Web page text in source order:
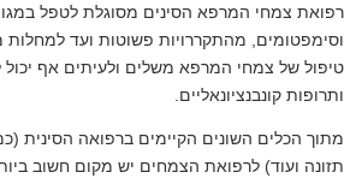
רפואת צמחי המרפא הסינים מסוגלת לטפל
וסימפטומים, מהתקררויות פשוטות ועד למחלות
טיפול של צמחי המרפא משלים ולעיתים אף יכול
ותרופות קונבנציונאליים.
מתוך הכלים השונים הקיימים ברפואה הסינית
תזונה ועוד) לרפואת הצמחים יש מקום חשוב